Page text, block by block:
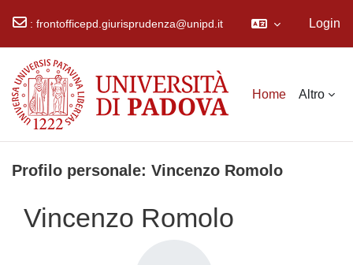
: frontofficepd.giurisprudenza@unipd.it Login
Home Altro
Profilo personale: Vincenzo Romolo
Vincenzo Romolo